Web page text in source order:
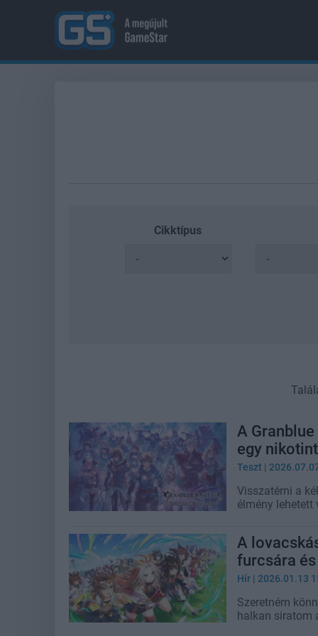
Cikktípus
A
egy
Teszt |
Visszatérni a
élmény lehetett
A
furcsára
Hír | 2026.01.13
Szeretném
halkan siratom